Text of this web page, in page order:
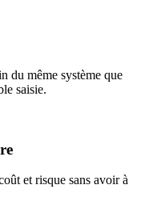
du même système que
saisie.
et risque sans avoir à